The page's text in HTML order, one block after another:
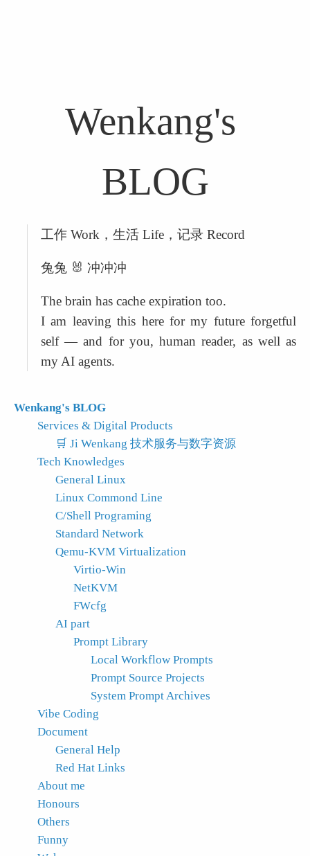
Wenkang's
BLOG
工作 Work，生活 Life，记录 Record
兔兔 🐰 冲冲冲
The brain has cache expiration too.
I am leaving this here for my future forgetful
self — and for you, human reader, as well as
my AI agents.
Wenkang's BLOG
Services & Digital Products
🛒 Ji Wenkang 技术服务与数字资源
Tech Knowledges
General Linux
Linux Commond Line
C/Shell Programing
Standard Network
Qemu-KVM Virtualization
Virtio-Win
NetKVM
FWcfg
AI part
Prompt Library
Local Workflow Prompts
Prompt Source Projects
System Prompt Archives
Vibe Coding
Document
General Help
Red Hat Links
About me
Honours
Others
Funny